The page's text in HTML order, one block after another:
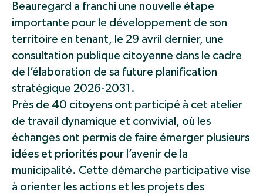
Beauregard a franchi une nouvelle étape
importante pour le développement de son
territoire en tenant, le 29 avril dernier, une
consultation publique citoyenne dans le cadre
de l’élaboration de sa future planification
stratégique 2026-2031.
Près de 40 citoyens ont participé à cet atelier
de travail dynamique et convivial, où les
échanges ont permis de faire émerger plusieurs
idées et priorités pour l’avenir de la
municipalité. Cette démarche participative vise
à orienter les actions et les projets des